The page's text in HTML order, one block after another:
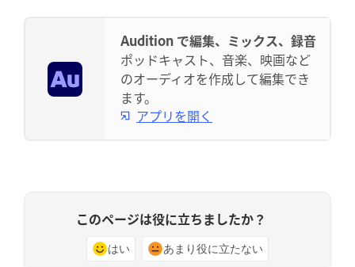
Audition で編集、ミックス、録音
ポッドキャスト、音楽、映画など
のオーディオを作成して編集でき
ます。
アプリを開く
このページは役に立ちましたか？
はい あまり役に立たない